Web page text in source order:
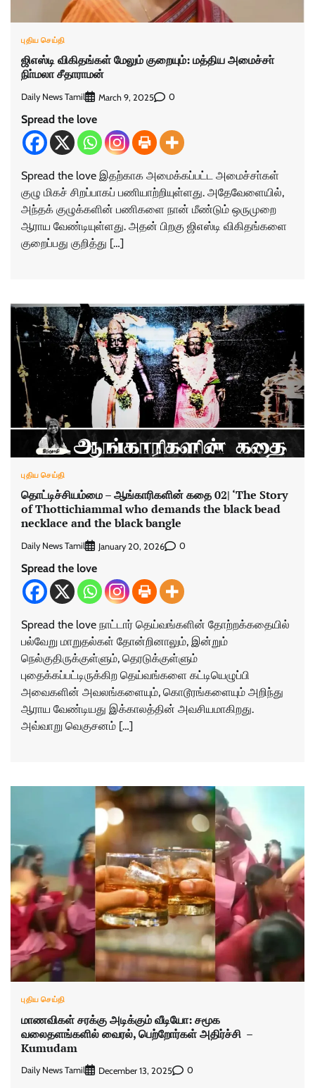
புதிய செய்தி
ஜிஎஸ்டி விகிதங்கள் மேலும் குறையும்: மத்திய அமைச்சா்
நிா்மலா சீதாராமன்
Daily News Tamil March 9, 2025 0
Spread the love
Spread the love இதற்காக அமைக்கப்பட்ட அமைச்சா்கள்
குழு மிகச் சிறப்பாகப் பணியாற்றியுள்ளது. அதேவேளையில்,
அந்தக் குழுக்களின் பணிகளை நான் மீண்டும் ஒருமுறை
ஆராய வேண்டியுள்ளது. அதன் பிறகு ஜிஎஸ்டி விகிதங்களை
குறைப்பது குறித்து […]
புதிய செய்தி
தொட்டிச்சியம்மை – ஆங்காரிகளின் கதை 02| ‘The Story
of Thottichiammal who demands the black bead
necklace and the black bangle
Daily News Tamil January 20, 2026 0
Spread the love
Spread the love நாட்டார் தெய்வங்களின் தோற்றக்கதையில்
பல்வேறு மாறுதல்கள் தோன்றினாலும், இன்றும்
நெல்குதிருக்குள்ளும், தெரடுக்குள்ளும்
புதைக்கப்பட்டிருக்கிற தெய்வங்களை கட்டியெழுப்பி
அவைகளின் அவலங்களையும், கொடூரங்களையும் அறிந்து
ஆராய வேண்டியது இக்காலத்தின் அவசியமாகிறது.
அவ்வாறு வெகுசனம் […]
புதிய செய்தி
மாணவிகள் சரக்கு அடிக்கும் வீடியோ: சமூக
வலைதளங்களில் வைரல், பெற்றோர்கள் அதிர்ச்சி –
Kumudam
Daily News Tamil December 13, 2025 0